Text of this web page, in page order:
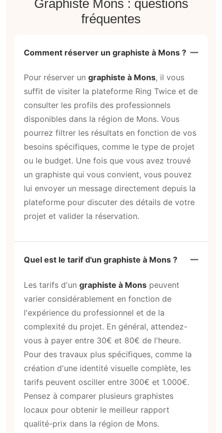
Graphiste Mons : questions
fréquentes
Comment réserver un graphiste à Mons ?
Pour réserver un graphiste à Mons, il vous
suffit de visiter la plateforme Ring Twice et de
consulter les profils des professionnels
disponibles dans la région de Mons. Vous
pourrez filtrer les résultats en fonction de vos
besoins spécifiques, comme le type de projet
ou le budget. Une fois que vous avez trouvé
un graphiste qui vous convient, vous pouvez
lui envoyer un message directement depuis la
plateforme pour discuter des détails de votre
projet et valider la réservation.
Quel est le tarif d'un graphiste à Mons ?
Les tarifs d'un graphiste à Mons peuvent
varier considérablement en fonction de
l'expérience du professionnel et de la
complexité du projet. En général, attendez-
vous à payer entre 30€ et 80€ de l'heure.
Pour des travaux plus spécifiques, comme la
création d'une identité visuelle complète, les
tarifs peuvent osciller entre 300€ et 1.000€.
Pensez à comparer plusieurs graphistes
locaux pour obtenir le meilleur rapport
qualité-prix dans la région de Mons.